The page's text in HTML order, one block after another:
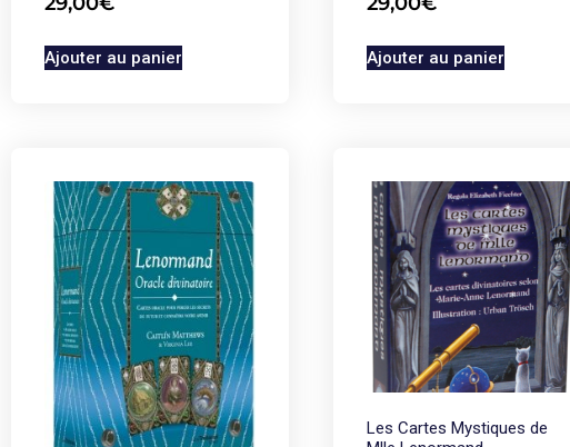
Ajouter au panier Ajouter au panier
Les Cartes Mystiques de